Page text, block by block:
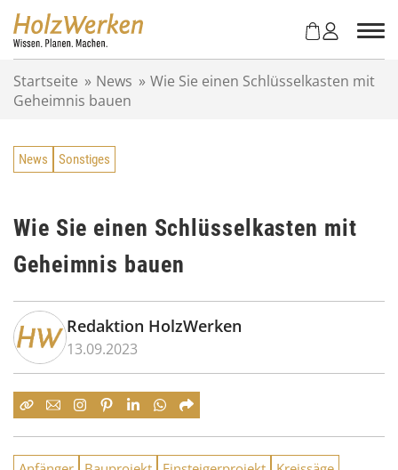
Startseite » News » Wie Sie einen Schlüsselkasten mit
Geheimnis bauen
News Sonstiges
Wie Sie einen Schlüsselkasten mit
Geheimnis bauen
Redaktion HolzWerken
13.09.2023